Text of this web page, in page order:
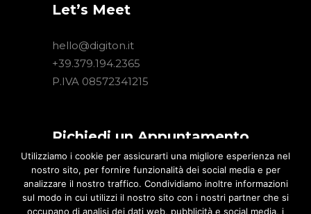
Let’s Meet
hello@digiton.it
+39.379.194.2365
P.IVA 08572341215
Richiedi un Appuntamento
Hai un progetto Digital interessante?
Lascia un tuo recapito. Un nostro
consulente ti contatterà per illustrarti
Utilizziamo i cookie per assicurarti una migliore esperienza nel
nostro sito, per fornire funzionalità dei social media e per
analizzare il nostro traffico. Condividiamo inoltre informazioni
sul modo in cui utilizzi il nostro sito con i nostri partner che si
occupano di analisi dei dati web, pubblicità e social media, i